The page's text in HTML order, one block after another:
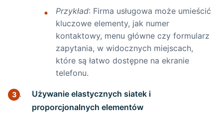
Przykład: Firma usługowa może umieścić
kluczowe elementy, jak numer
kontaktowy, menu główne czy formularz
zapytania, w widocznych miejscach,
które są łatwo dostępne na ekranie
telefonu.
Używanie elastycznych siatek i
proporcjonalnych elementów